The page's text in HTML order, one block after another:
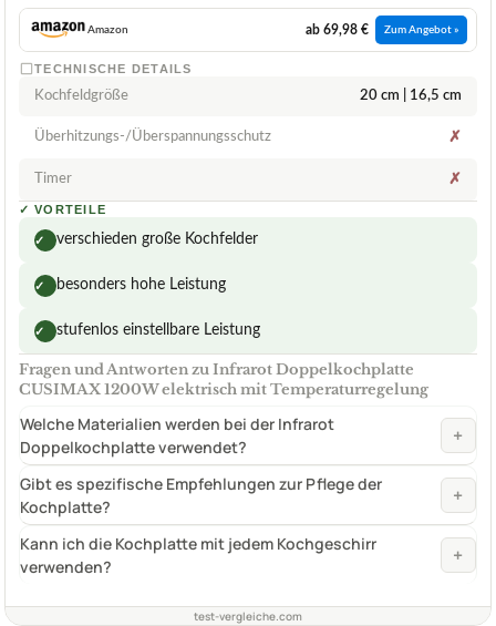
Amazon ab 69,98 € Zum Angebot »
TECHNISCHE DETAILS
Kochfeldgröße 20 cm | 16,5 cm
Überhitzungs-/Überspannungsschutz ✗
Timer ✗
✓ VORTEILE
✓ verschieden große Kochfelder
✓ besonders hohe Leistung
✓ stufenlos einstellbare Leistung
Fragen und Antworten zu Infrarot Doppelkochplatte
CUSIMAX 1200W elektrisch mit Temperaturregelung
Welche Materialien werden bei der Infrarot
Doppelkochplatte verwendet?
+
Gibt es spezifische Empfehlungen zur Pflege der
Kochplatte?
+
Kann ich die Kochplatte mit jedem Kochgeschirr
verwenden?
+
test-vergleiche.com